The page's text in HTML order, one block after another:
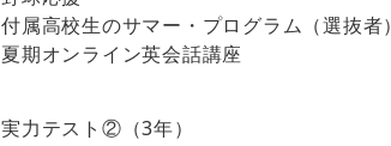
付属高校生のサマー・プログラム（選抜者）
夏期オンライン英会話講座
実力テスト②（3年）